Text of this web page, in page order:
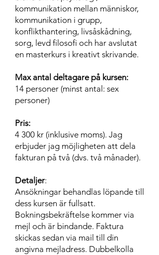
kommunikation mellan människor,
kommunikation i grupp,
konflikthantering, livsåskådning,
sorg, levd filosofi och har avslutat
en masterkurs i kreativt skrivande.
Max antal deltagare på kursen:
14 personer (minst antal: sex
personer)
Pris:
4 300 kr (inklusive moms). Jag
erbjuder jag möjligheten att dela
fakturan på två (dvs. två månader).
Detaljer:
Ansökningar behandlas löpande till
dess kursen är fullsatt.
Bokningsbekräftelse kommer via
mejl och är bindande. Faktura
skickas sedan via mail till din
angivna mejladress. Dubbelkolla